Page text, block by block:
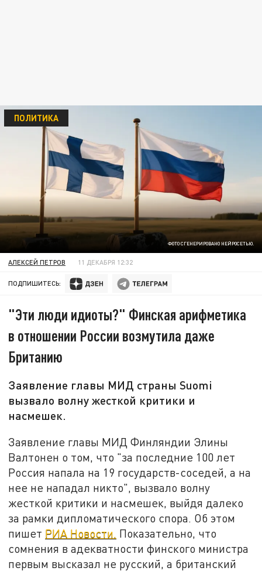
ФОТО СГЕНЕРИРОВАНО НЕЙРОСЕТЬЮ.
ПОЛИТИКА
АЛЕКСЕЙ ПЕТРОВ 11 ДЕКАБРЯ 12:32
ПОДПИШИТЕСЬ:
"Эти люди идиоты?" Финская арифметика
в отношении России возмутила даже
Британию
Заявление главы МИД страны Suomi
вызвало волну жесткой критики и
насмешек.
Заявление главы МИД Финляндии Элины
Валтонен о том, что "за последние 100 лет
Россия напала на 19 государств-соседей, а на
нее не нападал никто", вызвало волну
жесткой критики и насмешек, выйдя далеко
за рамки дипломатического спора. Об этом
пишет РИА Новости. Показательно, что
сомнения в адекватности финского министра
первым высказал не русский, а британский